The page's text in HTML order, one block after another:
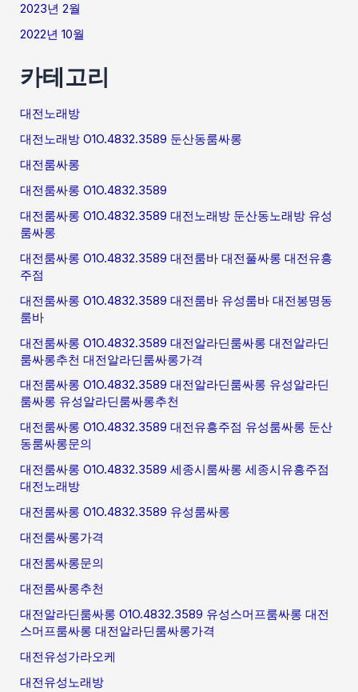
2023년 2월
2022년 10월
카테고리
대전노래방
대전노래방 O1O.4832.3589 둔산동룸싸롱
대전룸싸롱
대전룸싸롱 O1O.4832.3589
대전룸싸롱 O1O.4832.3589 대전노래방 둔산동노래방 유성
룸싸롱
대전룸싸롱 O1O.4832.3589 대전룸바 대전풀싸롱 대전유흥
주점
대전룸싸롱 O1O.4832.3589 대전룸바 유성룸바 대전봉명동
룸바
대전룸싸롱 O1O.4832.3589 대전알라딘룸싸롱 대전알라딘
룸싸롱추천 대전알라딘룸싸롱가격
대전룸싸롱 O1O.4832.3589 대전알라딘룸싸롱 유성알라딘
룸싸롱 유성알라딘룸싸롱추천
대전룸싸롱 O1O.4832.3589 대전유흥주점 유성룸싸롱 둔산
동룸싸롱문의
대전룸싸롱 O1O.4832.3589 세종시룸싸롱 세종시유흥주점
대전노래방
대전룸싸롱 O1O.4832.3589 유성룸싸롱
대전룸싸롱가격
대전룸싸롱문의
대전룸싸롱추천
대전알라딘룸싸롱 O1O.4832.3589 유성스머프룸싸롱 대전
스머프룸싸롱 대전알라딘룸싸롱가격
대전유성가라오케
대전유성노래방